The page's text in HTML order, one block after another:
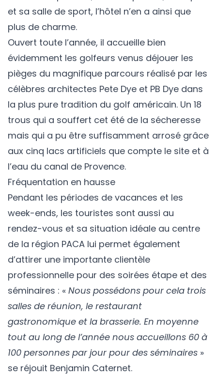
et sa salle de sport, l’hôtel n’en a ainsi que
plus de charme.
Ouvert toute l’année, il accueille bien
évidemment les golfeurs venus déjouer les
pièges du magnifique parcours réalisé par les
célèbres architectes Pete Dye et PB Dye dans
la plus pure tradition du golf américain. Un 18
trous qui a souffert cet été de la sécheresse
mais qui a pu être suffisamment arrosé grâce
aux cinq lacs artificiels que compte le site et à
l’eau du canal de Provence.
Fréquentation en hausse
Pendant les périodes de vacances et les
week-ends, les touristes sont aussi au
rendez-vous et sa situation idéale au centre
de la région PACA lui permet également
d’attirer une importante clientèle
professionnelle pour des soirées étape et des
séminaires : « Nous possédons pour cela trois
salles de réunion, le restaurant
gastronomique et la brasserie. En moyenne
tout au long de l’année nous accueillons 60 à
100 personnes par jour pour des séminaires »
se réjouit Benjamin Caternet.